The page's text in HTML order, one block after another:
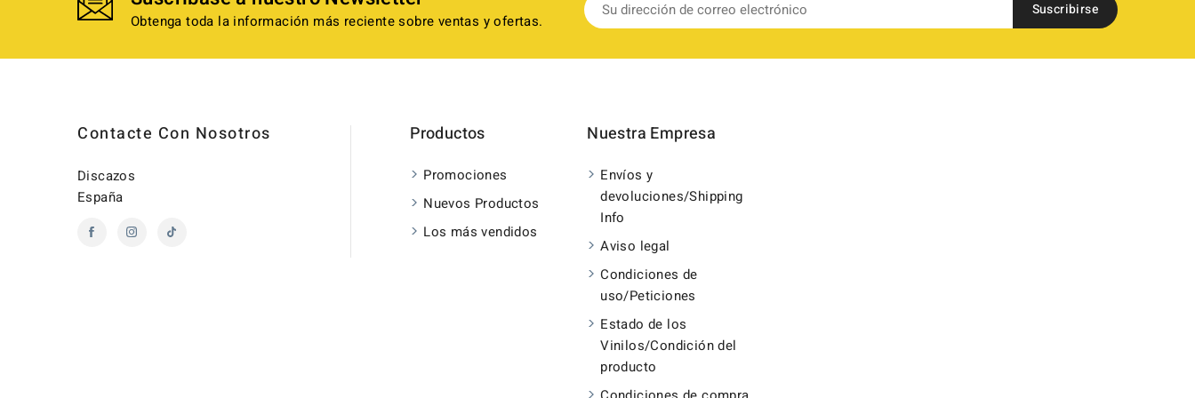
Obtenga toda la información más reciente sobre ventas y ofertas.
Contacte Con Nosotros
Discazos
España
Productos
Promociones
Nuevos Productos
Los más vendidos
Nuestra Empresa
Envíos y
devoluciones/Shipping
Info
Aviso legal
Condiciones de
uso/Peticiones
Estado de los
Vinilos/Condición del
producto